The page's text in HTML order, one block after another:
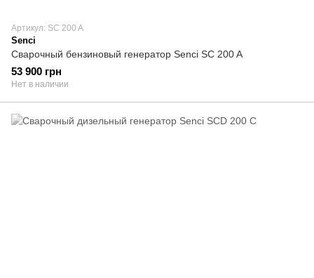
Артикул: SC 200 A
Senci
Сварочный бензиновый генератор Senci SC 200 A
53 900 грн
Нет в наличии